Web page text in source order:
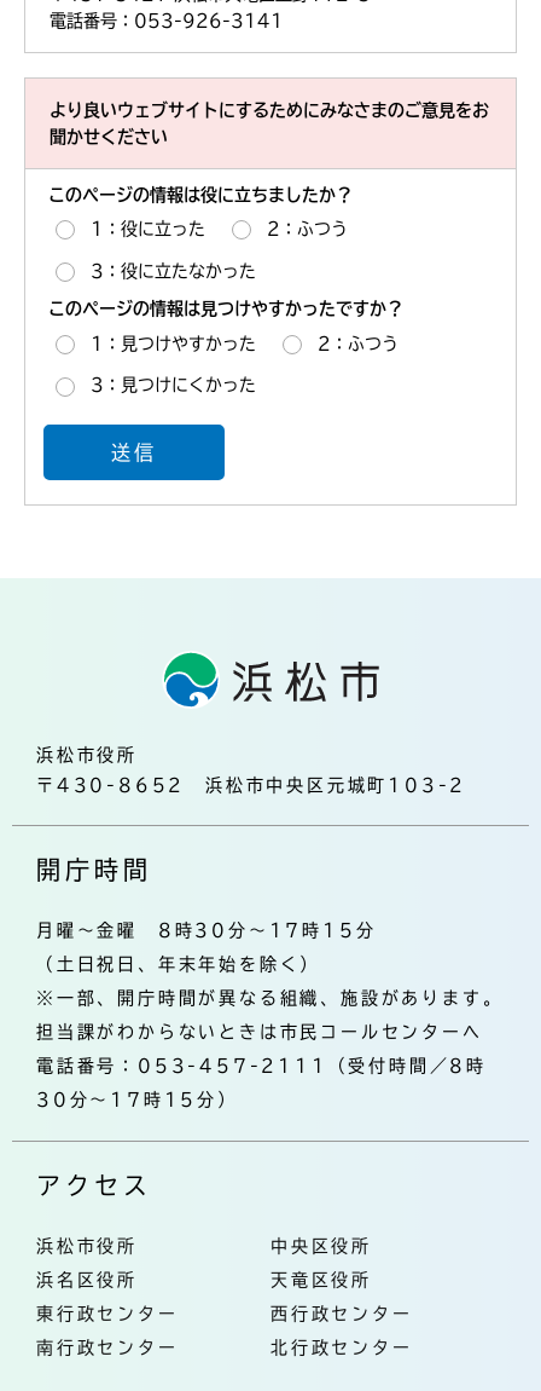
電話番号：053-926-3141
より良いウェブサイトにするためにみなさまのご意見をお
聞かせください
このページの情報は役に立ちましたか？
1：役に立った 2：ふつう
3：役に立たなかった
このページの情報は見つけやすかったですか？
1：見つけやすかった 2：ふつう
3：見つけにくかった
浜松市役所
〒430-8652 浜松市中央区元城町103-2
開庁時間
月曜～金曜 8時30分～17時15分
（土日祝日、年末年始を除く）
※一部、開庁時間が異なる組織、施設があります。
担当課がわからないときは市民コールセンターへ
電話番号：053-457-2111（受付時間／8時
30分～17時15分）
アクセス
浜松市役所
中央区役所
浜名区役所
天竜区役所
東行政センター
西行政センター
南行政センター
北行政センター